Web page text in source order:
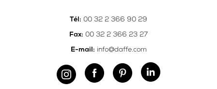
Tél: 00 32 2 366 90 29
Fax: 00 32 2 366 23 27
E-mail: info@daffe.com